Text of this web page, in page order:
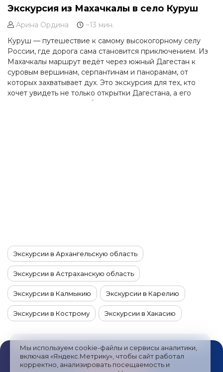
Мы используем cookie-файлы и сервисы аналитики,
включая «Яндекс.Метрику», чтобы сайт работал
корректно, анализировать посещаемость и
Экскурсия из Махачкалы в село Куруш
Арина Ордина
~13 мин.
Куруш — путешествие к самому высокогорному селу
России, где дорога сама становится приключением. Из
Махачкалы маршрут ведёт через южный Дагестан к
суровым вершинам, серпантинам и панорамам, от
которых захватывает дух. Это экскурсия для тех, кто
хочет увидеть не только открытки Дагестана, а его
Экскурсии в Архангельскую область
Экскурсии в Астраханскую область
Экскурсии в Калмыкию Экскурсии в Карелию
Экскурсии в Кострому Экскурсии в Хакасию
Экскурсии на Алтай
Экскурсии на Камчатку